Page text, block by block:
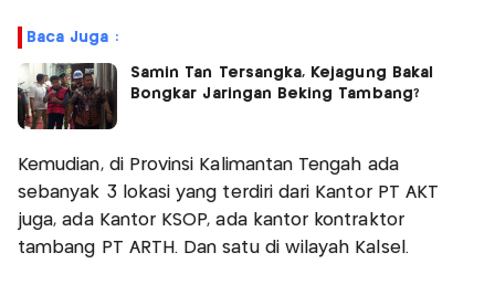
Baca Juga :
Samin Tan Tersangka, Kejagung Bakal
Bongkar Jaringan Beking Tambang?
Kemudian, di Provinsi Kalimantan Tengah ada
sebanyak 3 lokasi yang terdiri dari Kantor PT AKT
juga, ada Kantor KSOP, ada kantor kontraktor
tambang PT ARTH. Dan satu di wilayah Kalsel.